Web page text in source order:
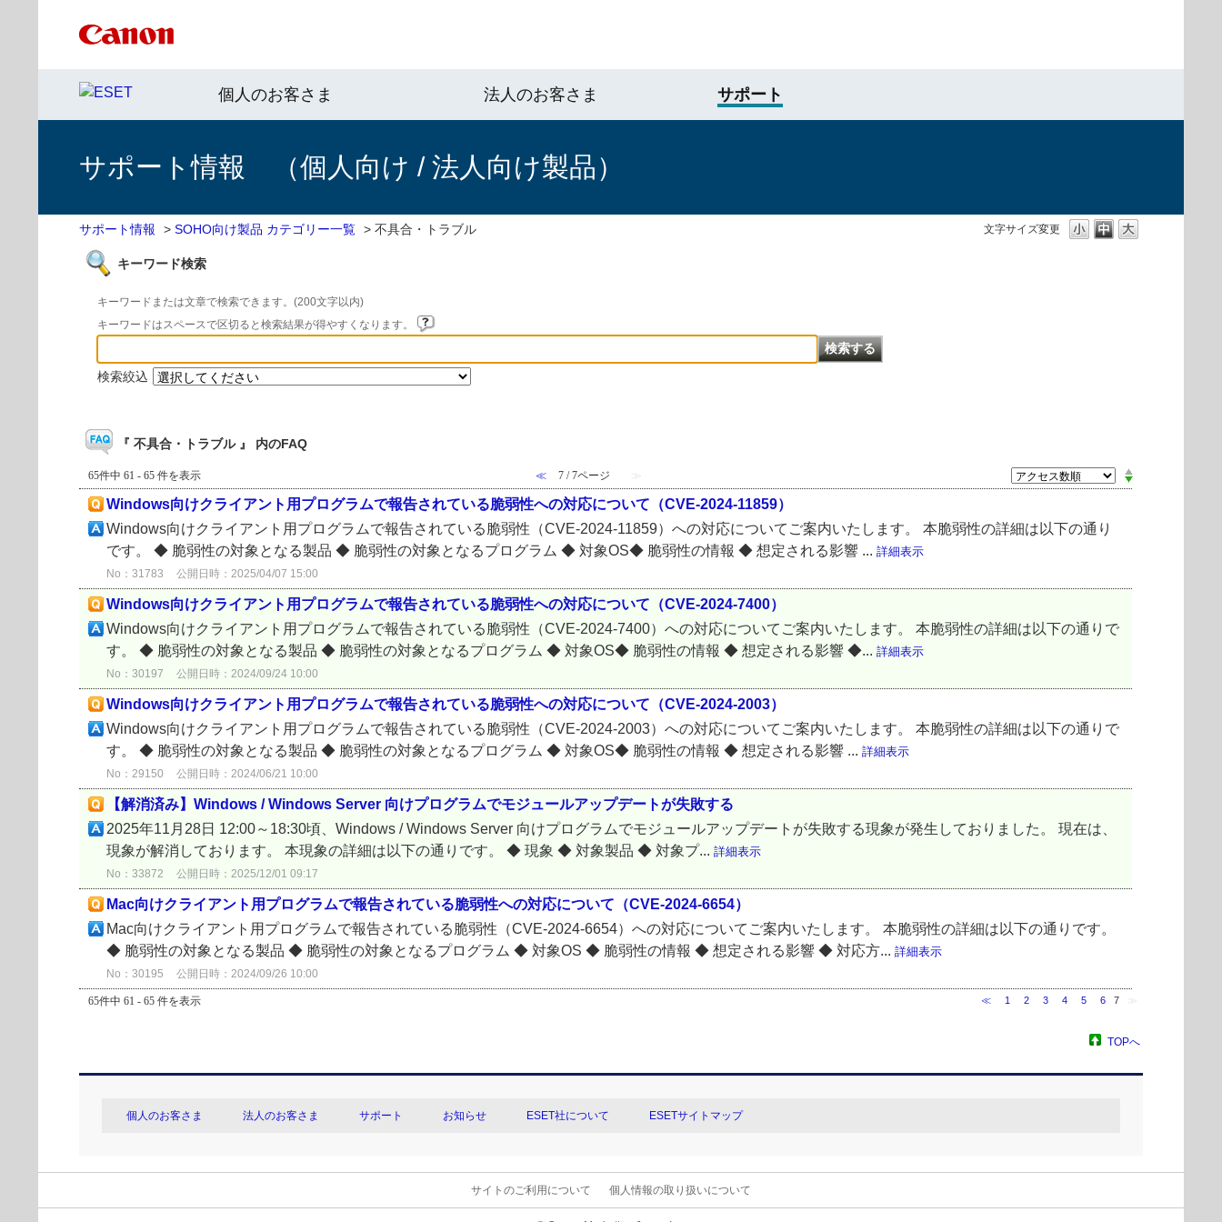
個人のお客さま 法人のお客さま サポート
サポート情報 （個人向け / 法人向け製品）
文字サイズ変更
サポート情報 > SOHO向け製品 カテゴリー一覧 > 不具合・トラブル
キーワード検索
キーワードまたは文章で検索できます。(200文字以内)
キーワードはスペースで区切ると検索結果が得やすくなります。
検索絞込
『 不具合・トラブル 』 内のFAQ
65件中 61 - 65 件を表示 ≪ 7 / 7ページ ≫
Windows向けクライアント用プログラムで報告されている脆弱性への対応について（CVE-2024-11859）
Windows向けクライアント用プログラムで報告されている脆弱性（CVE-2024-11859）への対応についてご案内いたします。 本脆弱性の詳細は以下の通り
です。 ◆ 脆弱性の対象となる製品 ◆ 脆弱性の対象となるプログラム ◆ 対象OS◆ 脆弱性の情報 ◆ 想定される影響 ... 詳細表示
No：31783 公開日時：2025/04/07 15:00
Windows向けクライアント用プログラムで報告されている脆弱性への対応について（CVE-2024-7400）
Windows向けクライアント用プログラムで報告されている脆弱性（CVE-2024-7400）への対応についてご案内いたします。 本脆弱性の詳細は以下の通りで
す。 ◆ 脆弱性の対象となる製品 ◆ 脆弱性の対象となるプログラム ◆ 対象OS◆ 脆弱性の情報 ◆ 想定される影響 ◆... 詳細表示
No：30197 公開日時：2024/09/24 10:00
Windows向けクライアント用プログラムで報告されている脆弱性への対応について（CVE-2024-2003）
Windows向けクライアント用プログラムで報告されている脆弱性（CVE-2024-2003）への対応についてご案内いたします。 本脆弱性の詳細は以下の通りで
す。 ◆ 脆弱性の対象となる製品 ◆ 脆弱性の対象となるプログラム ◆ 対象OS◆ 脆弱性の情報 ◆ 想定される影響 ... 詳細表示
No：29150 公開日時：2024/06/21 10:00
【解消済み】Windows / Windows Server 向けプログラムでモジュールアップデートが失敗する
2025年11月28日 12:00～18:30頃、Windows / Windows Server 向けプログラムでモジュールアップデートが失敗する現象が発生しておりました。 現在は、
現象が解消しております。 本現象の詳細は以下の通りです。 ◆ 現象 ◆ 対象製品 ◆ 対象プ... 詳細表示
No：33872 公開日時：2025/12/01 09:17
Mac向けクライアント用プログラムで報告されている脆弱性への対応について（CVE-2024-6654）
Mac向けクライアント用プログラムで報告されている脆弱性（CVE-2024-6654）への対応についてご案内いたします。 本脆弱性の詳細は以下の通りです。
◆ 脆弱性の対象となる製品 ◆ 脆弱性の対象となるプログラム ◆ 対象OS ◆ 脆弱性の情報 ◆ 想定される影響 ◆ 対応方... 詳細表示
No：30195 公開日時：2024/09/26 10:00
65件中 61 - 65 件を表示 ≪ 1 2 3 4 5 6 7
TOPへ
個人のお客さま 法人のお客さま サポート お知らせ ESET社について ESETサイトマップ
サイトのご利用について 個人情報の取り扱いについて